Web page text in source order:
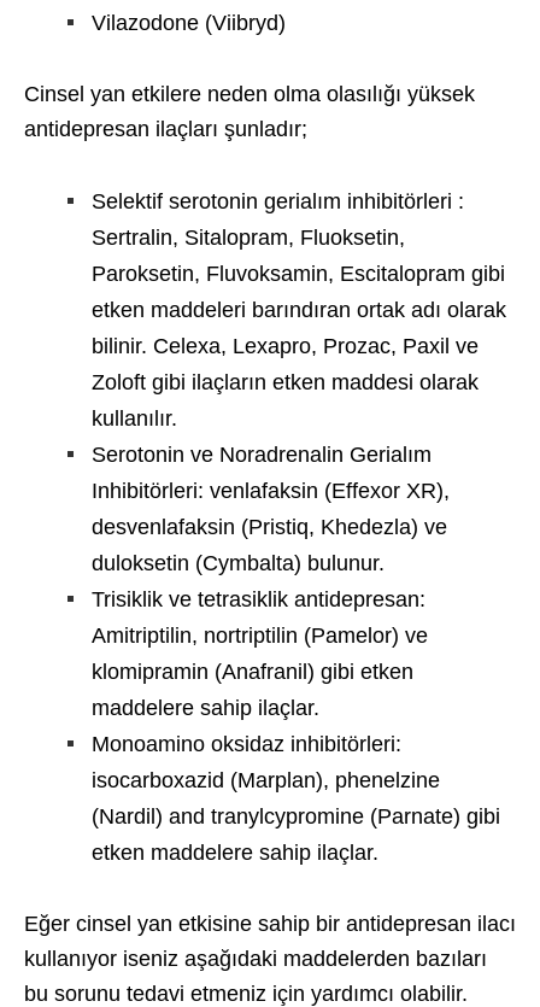
Vilazodone (Viibryd)
Cinsel yan etkilere neden olma olasılığı yüksek
antidepresan ilaçları şunladır;
Selektif serotonin gerialım inhibitörleri :
Sertralin, Sitalopram, Fluoksetin,
Paroksetin, Fluvoksamin, Escitalopram gibi
etken maddeleri barındıran ortak adı olarak
bilinir. Celexa, Lexapro, Prozac, Paxil ve
Zoloft gibi ilaçların etken maddesi olarak
kullanılır.
Serotonin ve Noradrenalin Gerialım
Inhibitörleri: venlafaksin (Effexor XR),
desvenlafaksin (Pristiq, Khedezla) ve
duloksetin (Cymbalta) bulunur.
Trisiklik ve tetrasiklik antidepresan:
Amitriptilin, nortriptilin (Pamelor) ve
klomipramin (Anafranil) gibi etken
maddelere sahip ilaçlar.
Monoamino oksidaz inhibitörleri:
isocarboxazid (Marplan), phenelzine
(Nardil) and tranylcypromine (Parnate) gibi
etken maddelere sahip ilaçlar.
Eğer cinsel yan etkisine sahip bir antidepresan ilacı
kullanıyor iseniz aşağıdaki maddelerden bazıları
bu sorunu tedavi etmeniz için yardımcı olabilir.